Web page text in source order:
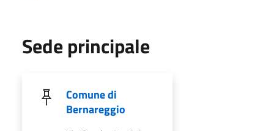
Sede principale
Comune di
Bernareggio